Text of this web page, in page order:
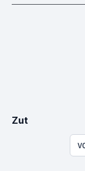
Zut